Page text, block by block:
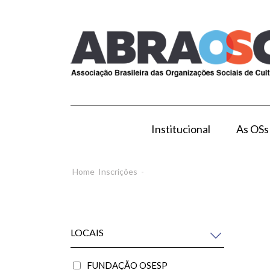
Institucional As OSs
Home Inscrições -
LOCAIS
FUNDAÇÃO OSESP